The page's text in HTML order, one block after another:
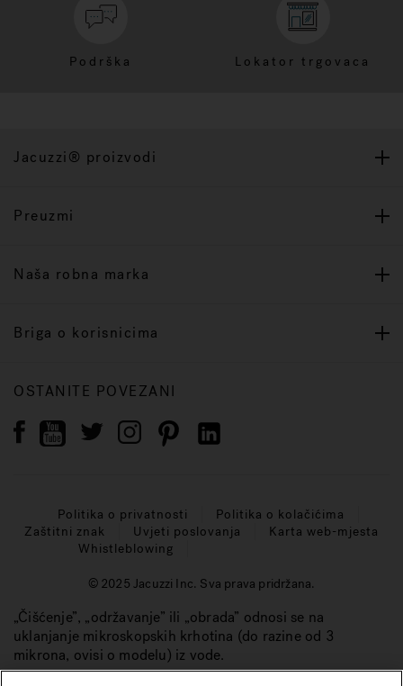
Podrška Lokator trgovaca
Jacuzzi® proizvodi
Preuzmi
Naša robna marka
Briga o korisnicima
OSTANITE POVEZANI
Politika o privatnosti
Politika o kolačićima
Zaštitni znak
Uvjeti poslovanja
Karta web-mjesta
Whistleblowing
© 2025 Jacuzzi Inc. Sva prava pridržana.
„Čišćenje”, „održavanje” ili „obrada” odnosi se na
uklanjanje mikroskopskih krhotina (do razine od 3
mikrona, ovisi o modelu) iz vode.